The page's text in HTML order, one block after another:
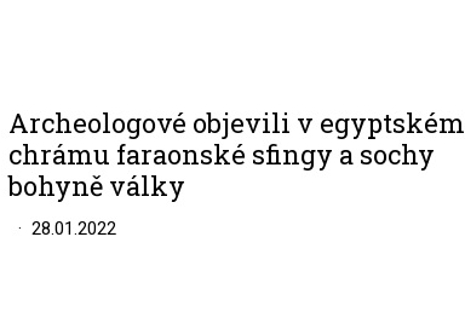
Archeologové objevili v egyptském
chrámu faraonské sfingy a sochy
bohyně války
28.01.2022